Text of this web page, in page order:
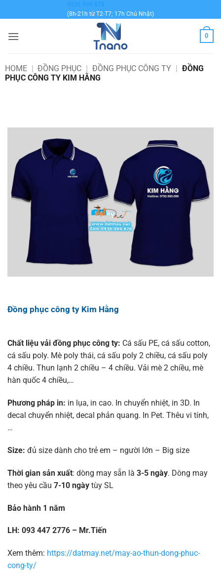
qua
dung
0936 999 878
(8h-21h từ T2-T7; 17h Chủ Nhật)
0
HOME | ĐỒNG PHỤC | ĐỒNG PHỤC CÔNG TY | ĐỒNG
PHỤC CÔNG TY KIM HẰNG
Đồng phục công ty Kim Hằng
Chất liệu vải đồng phục công ty: Cá sấu PE, cá sấu cotton,
cá sấu poly. Mè poly thái, cá sấu poly 2 chiều, cá sấu poly
4 chiều. Thun lạnh 2 chiều – 4 chiều. Vải mè 2 chiều, mè
hàn quốc 4 chiều,…
Phương pháp in: in lụa, in cao. In chuyển nhiệt, in 3D. In
decal chuyển nhiệt, decal phản quang. In Pet. Thêu vi tính,
…
Size: đủ size dành cho trẻ em – người lớn – Big size
Thời gian sản xuất: dòng may sẵn là 3-5 ngày. Dòng may
theo yêu cầu 7-10 ngàytùy SL
Bảo hành 1 năm
LH: 093 447 2776 – Mr.Tiến
Xem thêm: https://datmay.net/may-ao-thun-dong-phuc-
cong-ty/